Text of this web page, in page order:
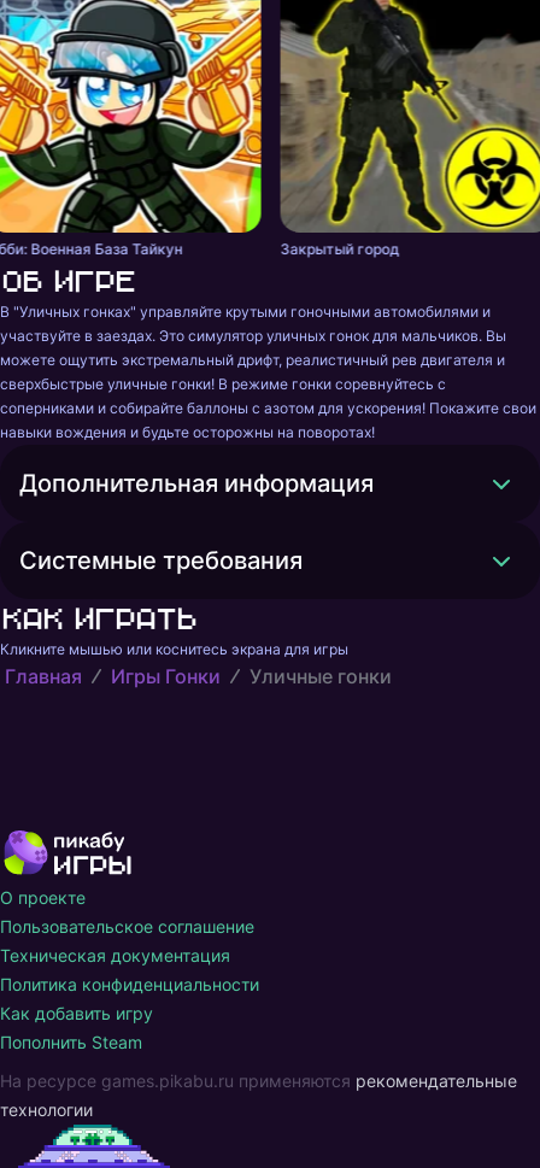
Военная База Тайкун Закрытый город
Об игре
В "Уличных гонках" управляйте крутыми гоночными автомобилями и
участвуйте в заездах. Это симулятор уличных гонок для мальчиков. Вы
можете ощутить экстремальный дрифт, реалистичный рев двигателя и
сверхбыстрые уличные гонки! В режиме гонки соревнуйтесь с
соперниками и собирайте баллоны с азотом для ускорения! Покажите свои
навыки вождения и будьте осторожны на поворотах!
Дополнительная информация
Системные требования
Как играть
Кликните мышью или коснитесь экрана для игры
Главная Игры Гонки Уличные гонки
О проекте
Пользовательское соглашение
Техническая документация
Политика конфиденциальности
Как добавить игру
Пополнить Steam
На ресурсе games.pikabu.ru применяются рекомендательные
технологии